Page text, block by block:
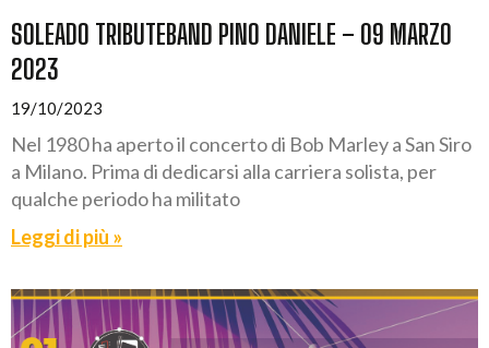
SOLEADO TRIBUTEBAND PINO DANIELE – 09 MARZO
2023
19/10/2023
Nel 1980 ha aperto il concerto di Bob Marley a San Siro
a Milano. Prima di dedicarsi alla carriera solista, per
qualche periodo ha militato
Leggi di più »